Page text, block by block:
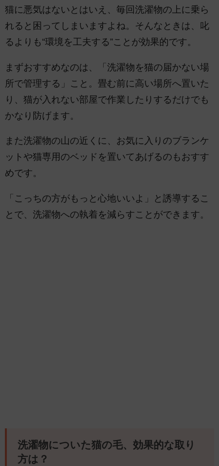
猫に悪気はないとはいえ、毎回洗濯物の上に乗ら
れると困ってしまいますよね。そんなときは、叱
るよりも“環境を工夫する”ことが効果的です。
まずおすすめなのは、「洗濯物を猫の届かない場
所で管理する」こと。畳む前に高い場所へ置いた
り、猫が入れない部屋で作業したりするだけでも
かなり防げます。
また洗濯物の山の近くに、お気に入りのブランケ
ットや猫専用のベッドを置いてあげるのもおすす
めです。
「こっちの方がもっと心地いいよ」と誘導するこ
とで、洗濯物への執着を減らすことができます。
洗濯物についた猫の毛、効果的な取り
方は？